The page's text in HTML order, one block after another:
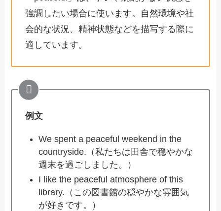
強調したい場合に使います。自然環境や社
会的な状況、精神状態などを描写する際に
適しています。
例文
We spent a peaceful weekend in the
countryside.（私たちは田舎で穏やかな
週末を過ごしました。）
I like the peaceful atmosphere of this
library.（この図書館の穏やかな雰囲気
が好きです。）